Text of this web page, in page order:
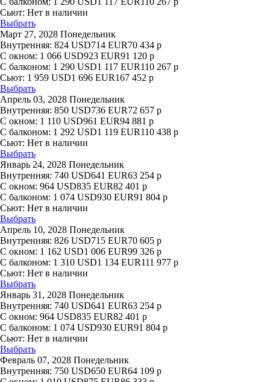
Сьют: Нет в наличии
Выбрать
Март 27, 2028 Понедельник
Внутренняя: 824 USD714 EUR70 434 р
С окном: 1 066 USD923 EUR91 120 р
С балконом: 1 290 USD1 117 EUR110 267 р
Сьют: 1 959 USD1 696 EUR167 452 р
Выбрать
Апрель 03, 2028 Понедельник
Внутренняя: 850 USD736 EUR72 657 р
С окном: 1 110 USD961 EUR94 881 р
С балконом: 1 292 USD1 119 EUR110 438 р
Сьют: Нет в наличии
Выбрать
Январь 24, 2028 Понедельник
Внутренняя: 740 USD641 EUR63 254 р
С окном: 964 USD835 EUR82 401 р
С балконом: 1 074 USD930 EUR91 804 р
Сьют: Нет в наличии
Выбрать
Апрель 10, 2028 Понедельник
Внутренняя: 826 USD715 EUR70 605 р
С окном: 1 162 USD1 006 EUR99 326 р
С балконом: 1 310 USD1 134 EUR111 977 р
Сьют: Нет в наличии
Выбрать
Январь 31, 2028 Понедельник
Внутренняя: 740 USD641 EUR63 254 р
С окном: 964 USD835 EUR82 401 р
С балконом: 1 074 USD930 EUR91 804 р
Сьют: Нет в наличии
Выбрать
Февраль 07, 2028 Понедельник
Внутренняя: 750 USD650 EUR64 109 р